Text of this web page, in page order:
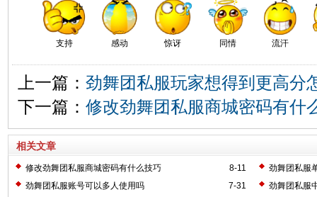
支持 感动 惊讶 同情 流汗
上一篇： 劲舞团私服玩家想得到更高分
下一篇： 修改劲舞团私服商城密码有什
相关文章
8-11
修改劲舞团私服商城密码有什么技巧
劲舞团私服
7-31
劲舞团私服账号可以多人使用吗
劲舞团私服